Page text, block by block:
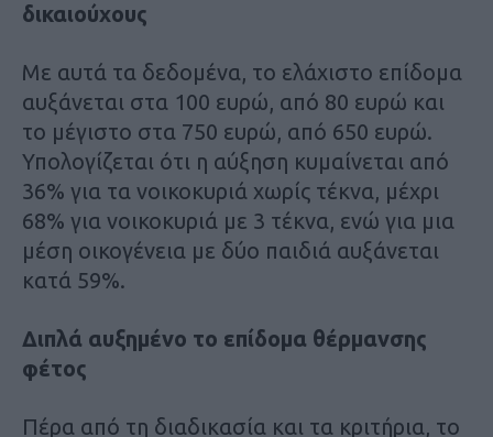
δικαιούχους
Με αυτά τα δεδομένα, το ελάχιστο επίδομα
αυξάνεται στα 100 ευρώ, από 80 ευρώ και
το μέγιστο στα 750 ευρώ, από 650 ευρώ.
Υπολογίζεται ότι η αύξηση κυμαίνεται από
36% για τα νοικοκυριά χωρίς τέκνα, μέχρι
68% για νοικοκυριά με 3 τέκνα, ενώ για μια
μέση οικογένεια με δύο παιδιά αυξάνεται
κατά 59%.
Διπλά αυξημένο το επίδομα θέρμανσης
φέτος
Πέρα από τη διαδικασία και τα κριτήρια, το